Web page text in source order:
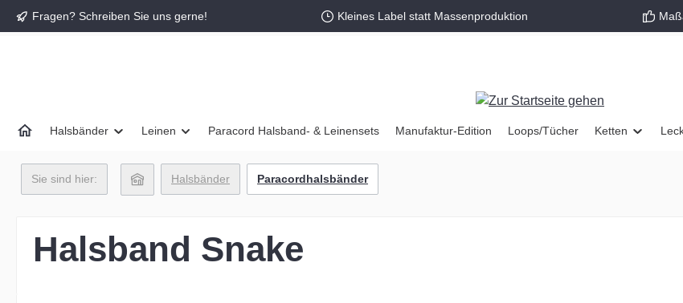
Zur Hauptnavigation springen
Fragen? Schreiben Sie uns gerne! Kleines Label statt Massenproduktion
Halsbänder Leinen Paracord Halsband- & Leinensets Manufaktur-Edition Loops/Tücher Ketten
Sie sind hier: Halsbänder Paracordhalsbänder
Halsband Snake